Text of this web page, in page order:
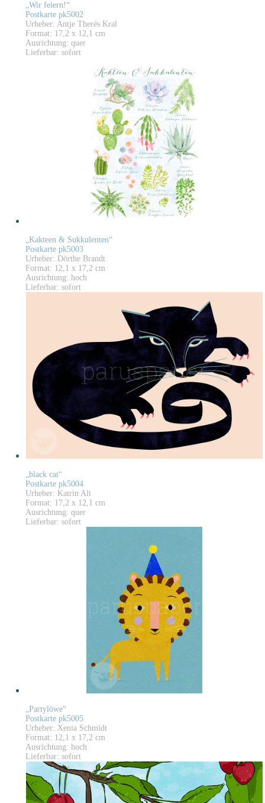
„Wir feiern!“
Postkarte pk5002
Urheber: Antje Therés Kral
Format: 17,2 x 12,1 cm
Ausrichtung: quer
Lieferbar: sofort
„Kakteen & Sukkulenten“
Postkarte pk5003
Urheber: Dörthe Brandt
Format: 12,1 x 17,2 cm
Ausrichtung: hoch
Lieferbar: sofort
„black cat“
Postkarte pk5004
Urheber: Katrin Alt
Format: 17,2 x 12,1 cm
Ausrichtung: quer
Lieferbar: sofort
„Partylöwe“
Postkarte pk5005
Urheber: Xenia Schmidt
Format: 12,1 x 17,2 cm
Ausrichtung: hoch
Lieferbar: sofort